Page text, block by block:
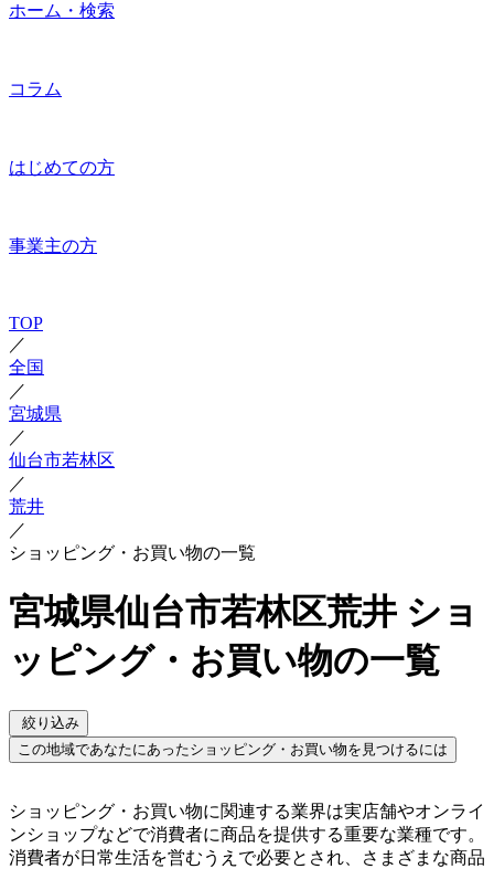
ホーム・検索
コラム
はじめての方
事業主の方
TOP
／
全国
／
宮城県
／
仙台市若林区
／
荒井
／
ショッピング・お買い物の一覧
宮城県仙台市若林区荒井 ショ
ッピング・お買い物の一覧
絞り込み
この地域であなたにあったショッピング・お買い物を見つけるには
ショッピング・お買い物に関連する業界は実店舗やオンライ
ンショップなどで消費者に商品を提供する重要な業種です。
消費者が日常生活を営むうえで必要とされ、さまざまな商品